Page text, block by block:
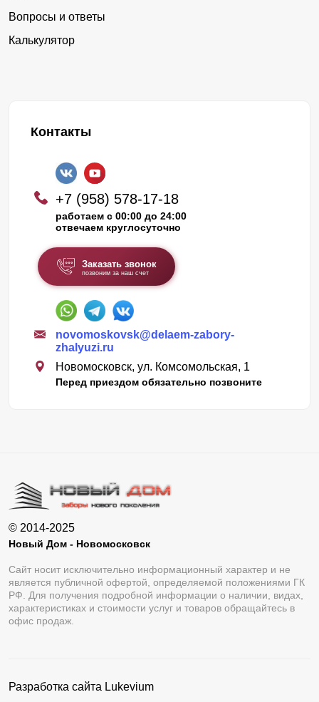
Вопросы и ответы
Калькулятор
Контакты
+7 (958) 578-17-18
работаем с 00:00 до 24:00
отвечаем круглосуточно
Заказать звонок
позвоним за наш счет
novomoskovsk@delaem-zabory-
zhalyuzi.ru
Новомосковск, ул. Комсомольская, 1
Перед приездом обязательно позвоните
© 2014-2025
Новый Дом - Новомосковск
Сайт носит исключительно информационный характер и не
является публичной офертой, определяемой положениями ГК
РФ. Для получения подробной информации о наличии, видах,
характеристиках и стоимости услуг и товаров обращайтесь в
офис продаж.
Разработка сайта Lukevium